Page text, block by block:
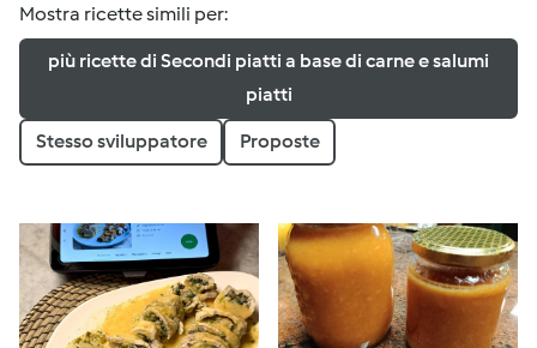
Mostra ricette simili per:
più ricette di Secondi piatti a base di carne e salumi
piatti
Stesso sviluppatore Proposte